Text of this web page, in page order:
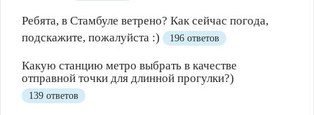
Ребята, в Стамбуле ветрено? Как сейчас погода,
подскажите, пожалуйста :)
196 ответов
Какую станцию метро выбрать в качестве
отправной точки для длинной прогулки?)
139 ответов